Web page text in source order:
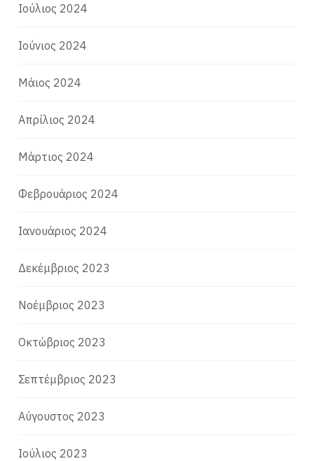
Ιούλιος 2024
Ιούνιος 2024
Μάιος 2024
Απρίλιος 2024
Μάρτιος 2024
Φεβρουάριος 2024
Ιανουάριος 2024
Δεκέμβριος 2023
Νοέμβριος 2023
Οκτώβριος 2023
Σεπτέμβριος 2023
Αύγουστος 2023
Ιούλιος 2023